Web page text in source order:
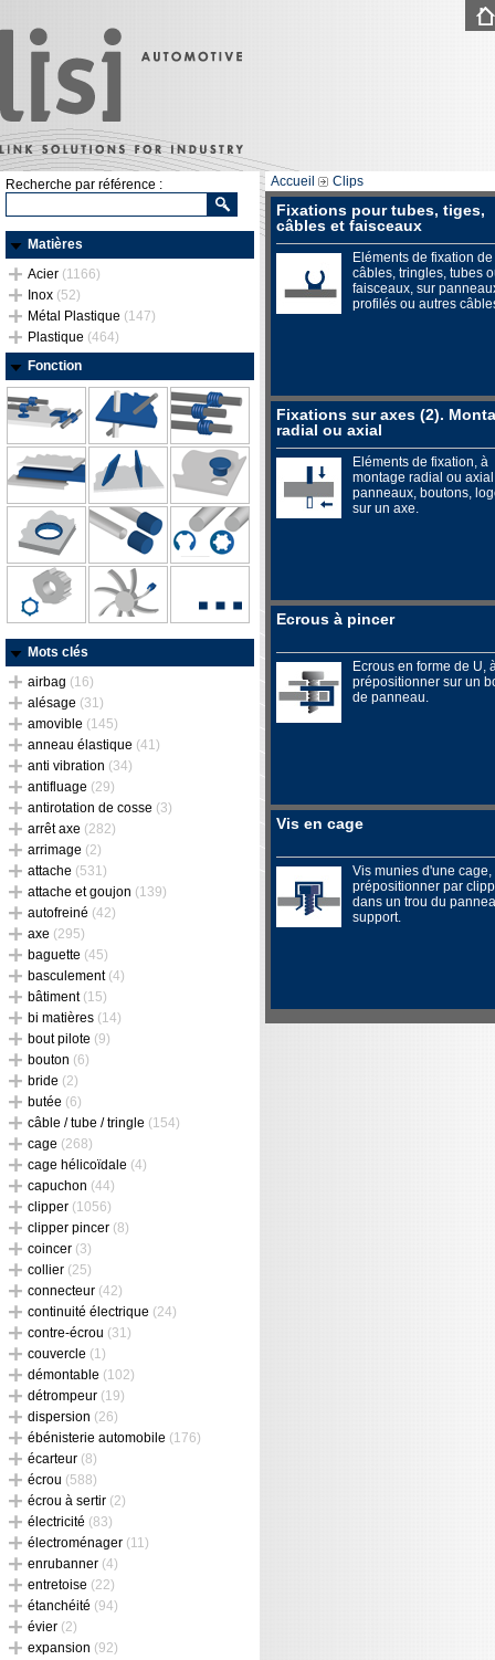
Recherche par référence :
Matières
Acier (1166)
Inox (52)
Métal Plastique (147)
Plastique (464)
Fonction
Mots clés
airbag (16)
alésage (31)
amovible (145)
anneau élastique (41)
anti vibration (34)
antifluage (29)
antirotation de cosse (3)
arrêt axe (282)
arrimage (2)
attache (531)
attache et goujon (139)
autofreiné (42)
axe (295)
baguette (45)
basculement (4)
bâtiment (15)
bi matières (14)
bout pilote (9)
bouton (6)
bride (2)
butée (6)
câble / tube / tringle (154)
cage (268)
cage hélicoïdale (4)
capuchon (44)
clipper (1056)
clipper pincer (8)
coincer (3)
collier (25)
connecteur (42)
continuité électrique (24)
contre-écrou (31)
couvercle (1)
démontable (102)
détrompeur (19)
dispersion (26)
ébénisterie automobile (176)
écarteur (8)
écrou (588)
écrou à sertir (2)
électricité (83)
électroménager (11)
enrubanner (4)
entretoise (22)
étanchéité (94)
évier (2)
expansion (92)
Accueil Clips
Fixations pour tubes, tiges,
câbles et faisceaux
Eléments de fixation de
câbles, tringles, tubes
faisceaux, sur
profilés ou autres
Fixations sur axes (2).
radial ou axial
Eléments de fixation, à
montage radial ou
panneaux, boutons,
sur un axe.
Ecrous à pincer
Ecrous en forme de U,
prépositionner sur un
de panneau.
Vis en cage
Vis munies d'une cage,
prépositionner par
dans un trou du
support.